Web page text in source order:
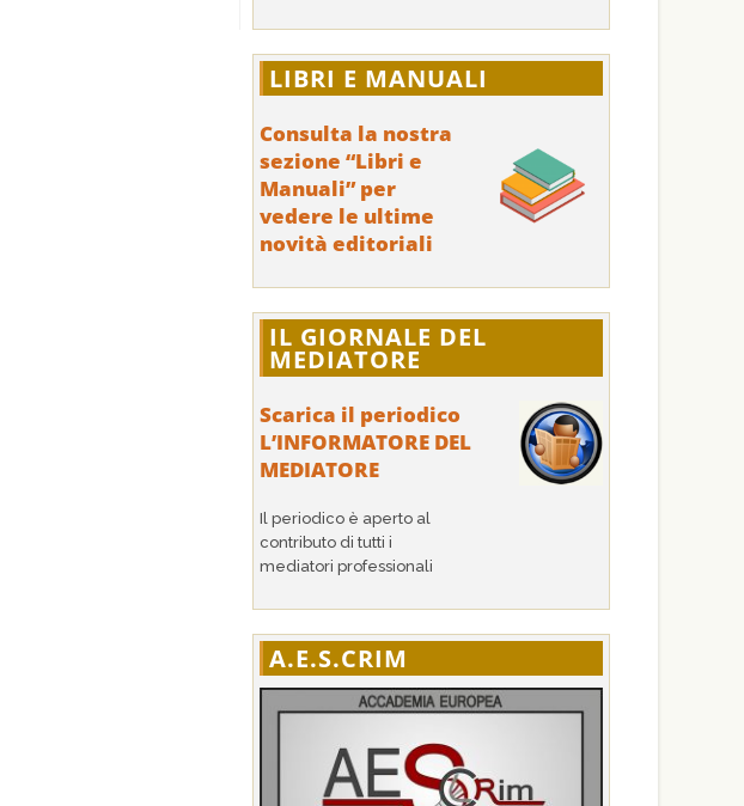
LIBRI E MANUALI
Consulta la nostra
sezione “Libri e
Manuali” per
vedere le ultime
novità editoriali
IL GIORNALE DEL
MEDIATORE
Scarica il periodico
L’INFORMATORE DEL
MEDIATORE
Il periodico è aperto al
contributo di tutti i
mediatori professionali
A.E.S.CRIM